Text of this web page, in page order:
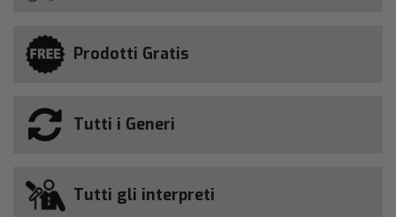
Prodotti Gratis
Tutti i Generi
Tutti gli interpreti